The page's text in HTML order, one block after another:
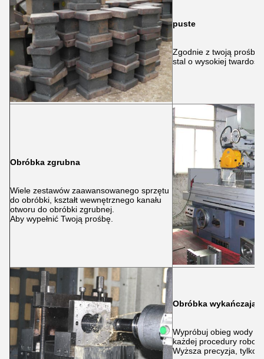
puste
Zgodnie z twoją
stal o wysokiej
Obróbka zgrubna
Wiele zestawów zaawansowanego sprzętu
do obróbki, kształt wewnętrznego kanału
otworu do obróbki zgrubnej.
Aby wypełnić Twoją prośbę.
Obróbka
Wypróbuj obieg wody
każdej procedury
Wyższa precyzja, tylko